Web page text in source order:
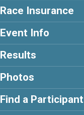
Race Insurance
Event Info
Results
Photos
Find a Participant